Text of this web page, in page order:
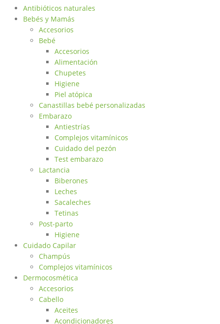
Antibióticos naturales
Bebés y Mamás
Accesorios
Bebé
Accesorios
Alimentación
Chupetes
Higiene
Piel atópica
Canastillas bebé personalizadas
Embarazo
Antiestrías
Complejos vitamínicos
Cuidado del pezón
Test embarazo
Lactancia
Biberones
Leches
Sacaleches
Tetinas
Post-parto
Higiene
Cuidado Capilar
Champús
Complejos vitamínicos
Dermocosmética
Accesorios
Cabello
Aceites
Acondicionadores